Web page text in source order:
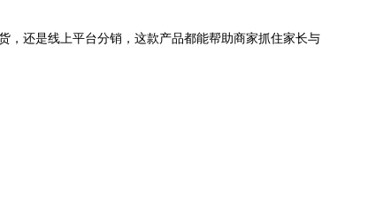
，还是线上平台分销，这款产品都能帮助商家抓住家长与